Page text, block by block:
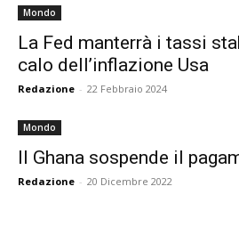
Mondo
La Fed manterrà i tassi
calo dell’inflazione Usa
Redazione - 22 Febbraio 2024
Mondo
Il Ghana sospende il
Redazione - 20 Dicembre 2022